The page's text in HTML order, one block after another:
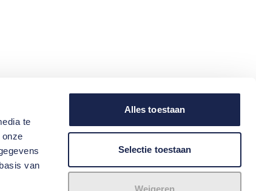
te
van
Alles toestaan
Selectie toestaan
Weigeren